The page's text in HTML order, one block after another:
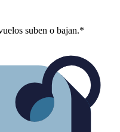
suben o bajan.*